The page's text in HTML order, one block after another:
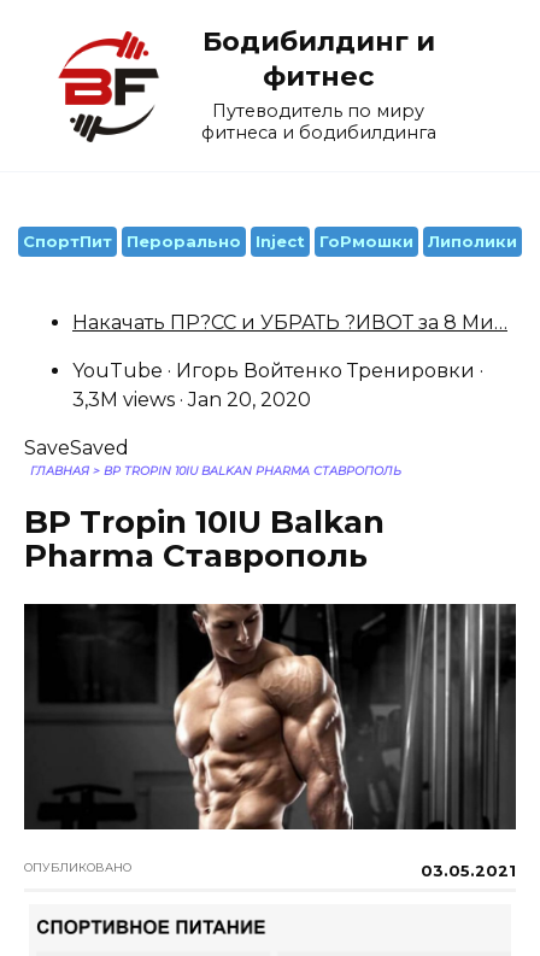
содержанию
Бодибилдинг и
фитнес
Путеводитель по миру
фитнеса и бодибилдинга
СпортПит Перорально Inject ГоРмошки Липолики
ГЛАВНАЯ > BP TROPIN 10IU BALKAN PHARMA СТАВРОПОЛЬ
BP Tropin 10IU Balkan
Pharma Ставрополь
ОПУБЛИКОВАНО 03.05.2021
Накачать ПР?СС и УБРАТЬ ?ИВОТ за 8 Ми…
YouTube · Игорь Войтенко Тренировки ·
3,3M views · Jan 20, 2020
SaveSaved